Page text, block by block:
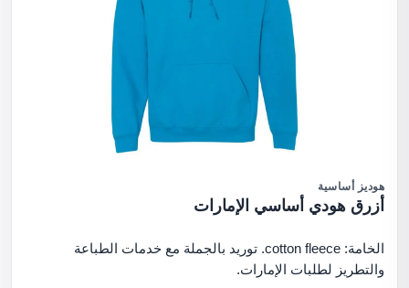
هوديز أساسية
أزرق هودي أساسي الإمارات
الخامة: cotton fleece. توريد بالجملة مع خدمات الطباعة
والتطريز لطلبات الإمارات.